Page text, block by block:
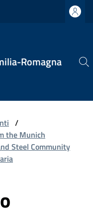
Romagna
/
the Munich
Steel Community